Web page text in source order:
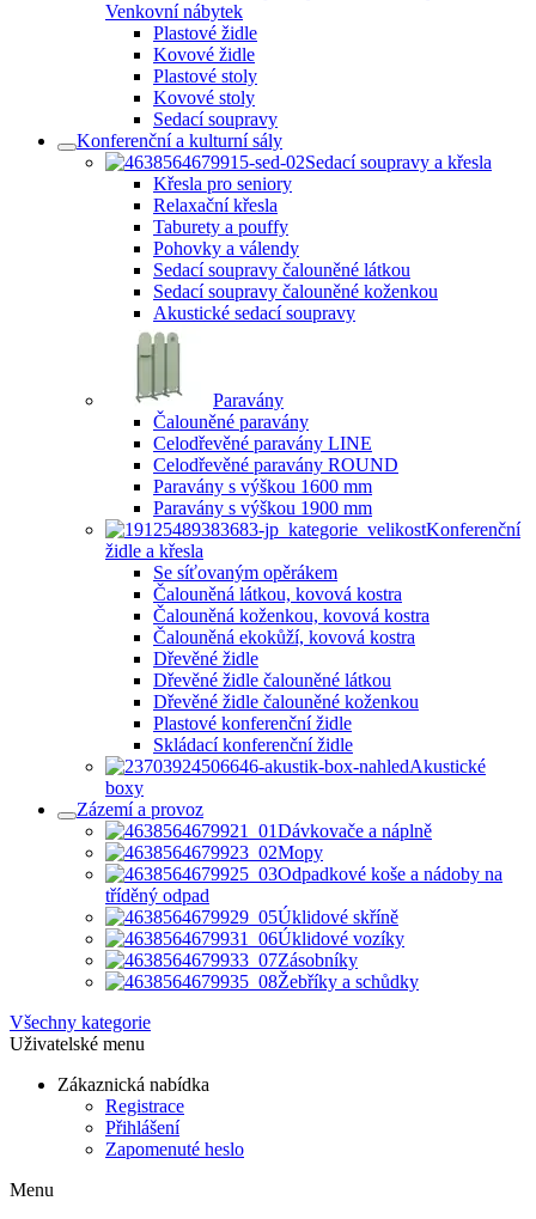
Venkovní nábytek
Plastové židle
Kovové židle
Plastové stoly
Kovové stoly
Sedací soupravy
Konferenční a kulturní sály
Sedací soupravy a křesla
Křesla pro seniory
Relaxační křesla
Taburety a pouffy
Pohovky a válendy
Sedací soupravy čalouněné látkou
Sedací soupravy čalouněné koženkou
Akustické sedací soupravy
Paravány
Čalouněné paravány
Celodřevěné paravány LINE
Celodřevěné paravány ROUND
Paravány s výškou 1600 mm
Paravány s výškou 1900 mm
Konferenční
židle a křesla
Se síťovaným opěrákem
Čalouněná látkou, kovová kostra
Čalouněná koženkou, kovová kostra
Čalouněná ekokůží, kovová kostra
Dřevěné židle
Dřevěné židle čalouněné látkou
Dřevěné židle čalouněné koženkou
Plastové konferenční židle
Skládací konferenční židle
Akustické
boxy
Zázemí a provoz
Dávkovače a náplně
Mopy
Odpadkové koše a nádoby na
tříděný odpad
Úklidové skříně
Úklidové vozíky
Zásobníky
Žebříky a schůdky
Všechny kategorie
Uživatelské menu
Zákaznická nabídka
Registrace
Přihlášení
Zapomenuté heslo
Menu